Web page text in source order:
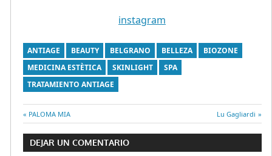
instagram
ANTIAGE BEAUTY BELGRANO BELLEZA
BIOZONE
MEDICINA ESTÈTICA
SKINLIGHT
SPA
TRATAMIENTO ANTIAGE
Navegación
Entrada
anterior:
PALOMA MIA
Entrada
siguiente:
Lu Gagliardi
DEJAR UN COMENTARIO